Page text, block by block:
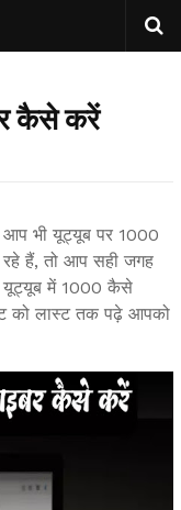
कैसे करें
आप भी यूट्यूब पर 1000
हैं, तो आप सही जगह
यूट्यूब में 1000 कैसे
को लास्ट तक पढ़े आपको